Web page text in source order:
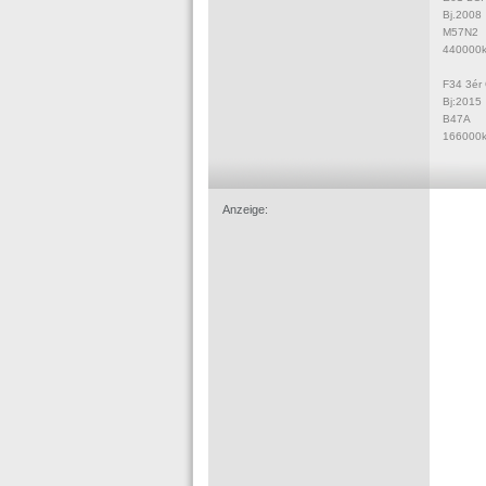
Bj.2008
M57N2
F34 3ér
Bj:2015
B47A
Anzeige: